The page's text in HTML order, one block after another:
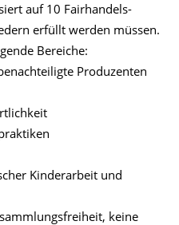
auf 10 Fairhandels-
erfüllt werden müssen.
Bereiche:
Produzenten
Kinderarbeit und
keine